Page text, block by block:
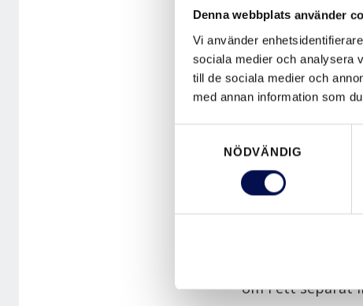
Denna webbplats använder
Vi använder
sociala medier och analysera
till de sociala medier och
med annan information som
NÖDVÄNDIG
grundmodeller.
traditionella
I ADVANCE-
utförande.
eller fanérade.
om i ett separat